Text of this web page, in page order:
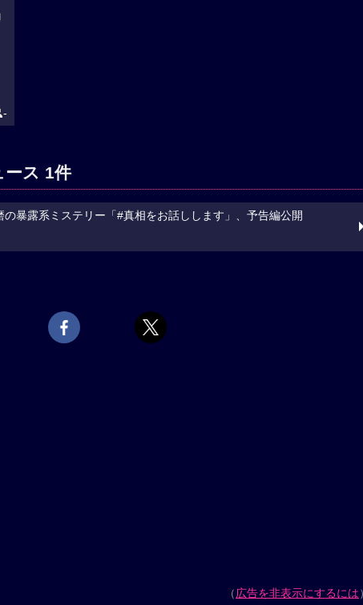
-
ース 1件
の暴露系ミステリー「#真相をお話しします」、予告編公開
（広告を非表示にするには）